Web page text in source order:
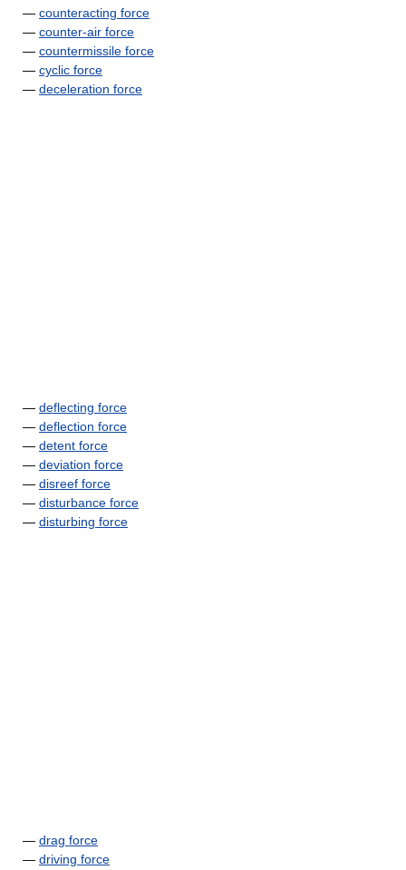
— counteracting force
— counter-air force
— countermissile force
— cyclic force
— deceleration force
— deflecting force
— deflection force
— detent force
— deviation force
— disreef force
— disturbance force
— disturbing force
— drag force
— driving force